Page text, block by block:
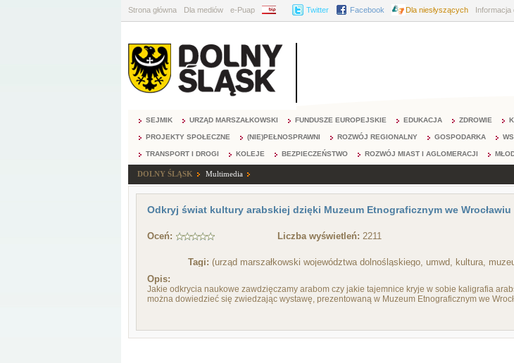
Strona główna Dla mediów e-Puap BIP Twitter Facebook Dla niesłyszących Informacja
SEJMIK URZĄD MARSZAŁKOWSKI FUNDUSZE EUROPEJSKIE EDUKACJA ZDROWIE
PROJEKTY SPOŁECZNE (NIE)PEŁNOSPRAWNI ROZWÓJ REGIONALNY GOSPODARKA
TRANSPORT I DROGI KOLEJE BEZPIECZEŃSTWO ROZWÓJ MIAST I AGLOMERACJI
DOLNY ŚLĄSK Multimedia
Odkryj świat kultury arabskiej dzięki Muzeum Etnograficznym we Wrocławiu
Oceń: Liczba wyświetleń: 2211
Tagi: (urząd marszałkowski województwa dolnośląskiego, umwd, kultura,
Opis:
Jakie odkrycia naukowe zawdzięczamy arabom czy jakie tajemnice kryje w sobie kaligrafia
można dowiedzieć się zwiedzając wystawę, prezentowaną w Muzeum Etnograficznym we